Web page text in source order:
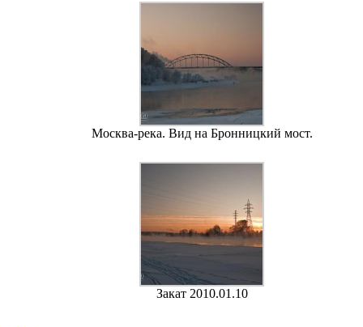
Москва-река. Вид на Бронницкий мост.
Закат 2010.01.10